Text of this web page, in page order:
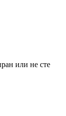
или не сте